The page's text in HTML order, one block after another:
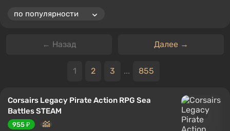
← Назад Далее →
1 2 3 ... 855
Corsairs Legacy Pirate Action RPG Sea
Battles STEAM
955 ₽